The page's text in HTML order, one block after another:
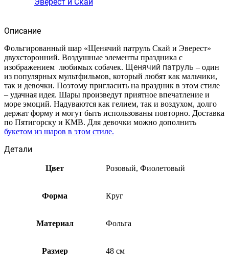
Описание
Фольгированный шар «Щенячий патруль Скай и Эверест»
двухсторонний. Воздушные элементы праздника с
изображением любимых собачек. Щенячий патруль – один
из популярных мультфильмов, который любят как мальчики,
так и девочки. Поэтому пригласить на праздник в этом стиле
– удачная идея. Шары произведут приятное впечатление и
море эмоций. Надуваются как гелием, так и воздухом, долго
держат форму и могут быть использованы повторно. Доставка
по Пятигорску и КМВ. Для девочки можно дополнить
букетом из шаров в этом стиле.
Детали
Цвет Розовый, Фиолетовый
Форма Круг
Материал Фольга
Размер 48 см